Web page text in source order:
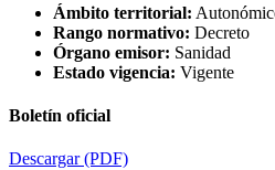
Ámbito territorial:
Rango normativo: Decreto
Órgano emisor: Sanidad
Estado vigencia: Vigente
Boletín oficial
Descargar(PDF)